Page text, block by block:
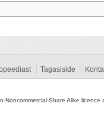
Tagasiside
Share Alike licence